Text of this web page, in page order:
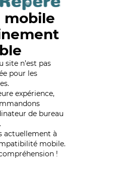
mobile
site n’est pas
pour les
expérience,
de bureau
actuellement à
mobile.
!